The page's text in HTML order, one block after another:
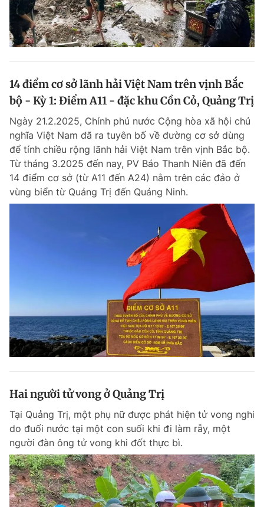
Đặt báo Quảng cáo RSS Tòa soạn Chính sách bảo
Tổng biên tập: Nguyễn Ngọc Toàn
Phó tổng biên tập thường trực: Hải Thành
Giấy phép xuất bản số 110/GP - BTTTT cấp ngày 24.3.2020
© 2003-2026 Bản quyền thuộc về Báo Thanh Niên. Cấm sao chép
Phát triển bởi ePi Technologies, JSC.
14 điểm cơ sở lãnh hải Việt Nam trên vịnh Bắc
bộ - Kỳ 1: Điểm A11 - đặc khu Cồn Cỏ, Quảng Trị
Ngày 21.2.2025, Chính phủ nước Cộng hòa xã hội chủ
nghĩa Việt Nam đã ra tuyên bố về đường cơ sở dùng
để tính chiều rộng lãnh hải Việt Nam trên vịnh Bắc bộ.
Từ tháng 3.2025 đến nay, PV Báo Thanh Niên đã đến
14 điểm cơ sở (từ A11 đến A24) nằm trên các đảo ở
vùng biển từ Quảng Trị đến Quảng Ninh.
Hai người tử vong ở Quảng Trị
Tại Quảng Trị, một phụ nữ được phát hiện tử vong nghi
do đuối nước tại một con suối khi đi làm rẫy, một
người đàn ông tử vong khi đốt thực bì.